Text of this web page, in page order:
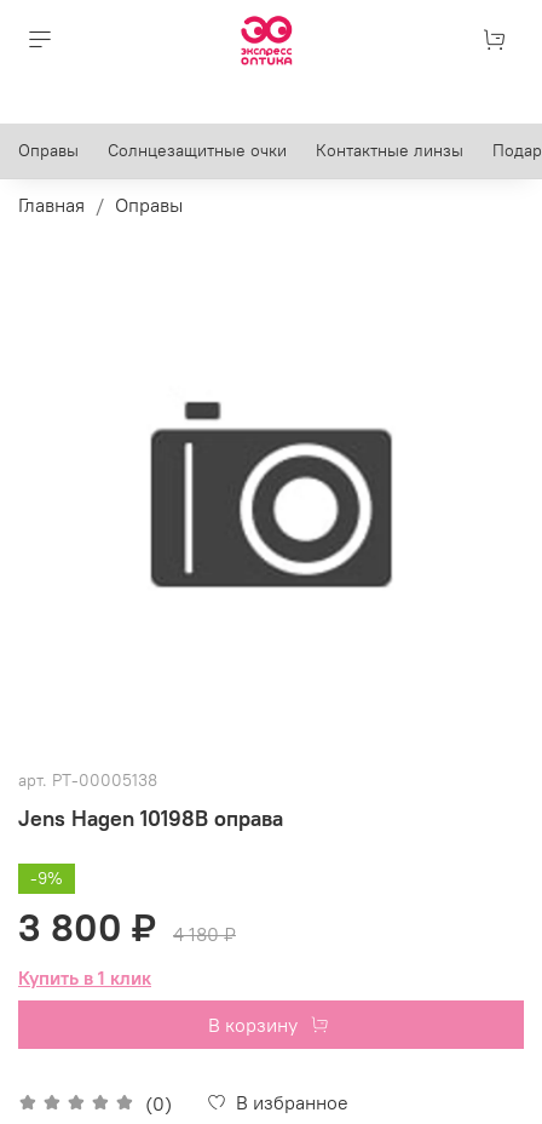
Оправы Солнцезащитные очки Контактные линзы
Главная Оправы
арт. РТ-00005138
Jens Hagen 10198В оправа
(0) В избранное
-9%
3 800 ₽
4 180 ₽
Купить в 1 клик
В корзину